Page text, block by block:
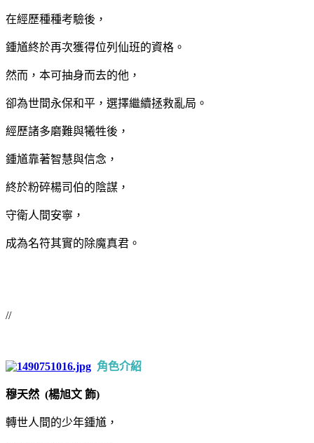
在經歷種種考驗後，
鍾馗終於再次獲得位列仙班的資格。
然而，本可抽身而去的他，
卻為世間永保和平，選擇繼續拯救亂局。
經歷諸多磨難與犧牲後，
鍾馗靠著智慧與信念，
終於粉碎楊司伯的陰謀，
守衛人間安寧，
成為名符其實的除魔真君。
//
角色介紹
穆天然 (楊旭文 飾)
轉世人間的少年鍾馗，